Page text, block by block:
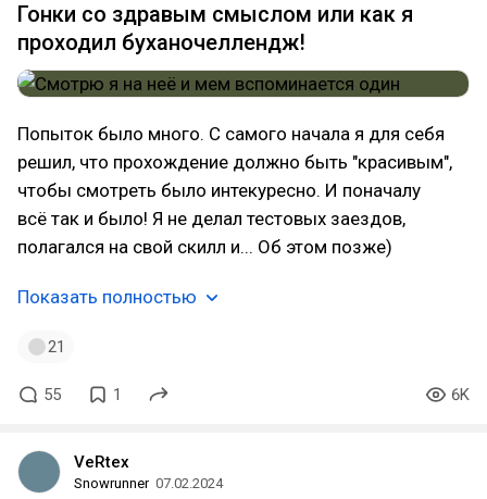
Гонки со здравым смыслом или как я
проходил буханочеллендж!
Попыток было много. С самого начала я для себя
решил, что прохождение должно быть "красивым",
чтобы смотреть было интекуресно. И поначалу
всё так и было! Я не делал тестовых заездов,
полагался на свой скилл и... Об этом позже)
Показать полностью
21
55 1 6K
VeRtex
Snowrunner 07.02.2024